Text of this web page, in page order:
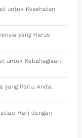
untuk Kesehatan
yang Harus
untuk Kebahagiaan
yang Perlu Anda
Hari dengan